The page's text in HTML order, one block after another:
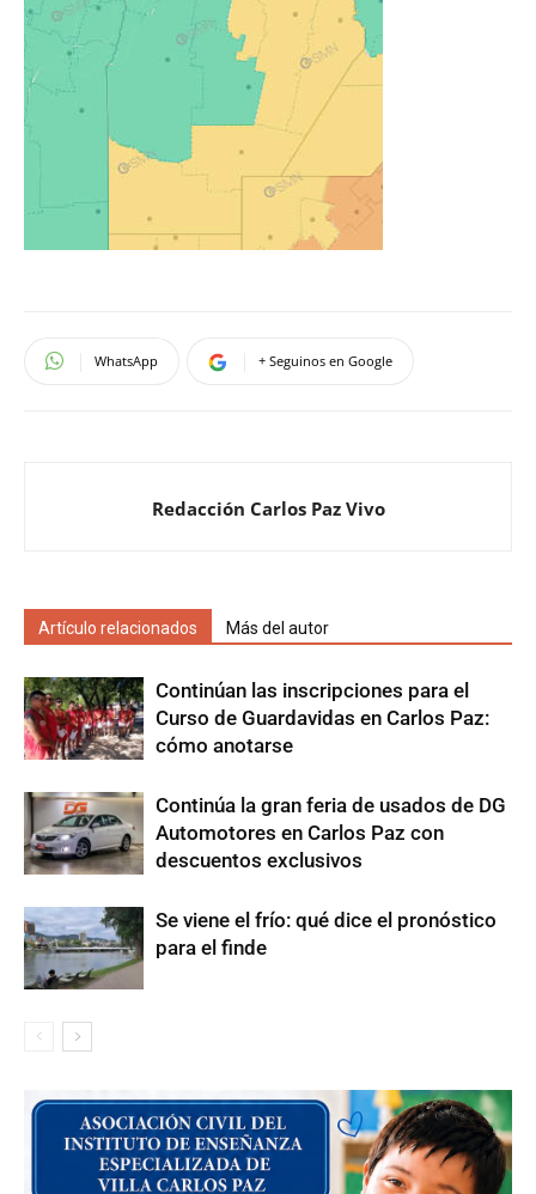
WhatsApp + Seguinos en Google
Redacción Carlos Paz Vivo
Artículo relacionados Más del autor
Continúan las inscripciones para el
Curso de Guardavidas en Carlos Paz:
cómo anotarse
Continúa la gran feria de usados de DG
Automotores en Carlos Paz con
descuentos exclusivos
Se viene el frío: qué dice el pronóstico
para el finde